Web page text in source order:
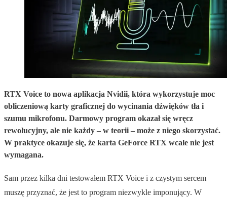
RTX Voice to nowa aplikacja Nvidii, która wykorzystuje moc
obliczeniową karty graficznej do wycinania dźwięków tła i
szumu mikrofonu. Darmowy program okazał się wręcz
rewolucyjny, ale nie każdy – w teorii – może z niego skorzystać.
W praktyce okazuje się, że karta GeForce RTX wcale nie jest
wymagana.
Sam przez kilka dni testowałem RTX Voice i z czystym sercem
muszę przyznać, że jest to program niezwykle imponujący. W